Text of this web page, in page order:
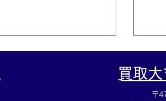
買取
〒